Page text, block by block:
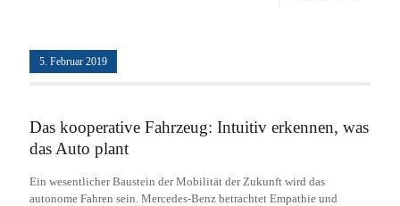
5. Februar 2019
Das kooperative Fahrzeug: Intuitiv erkennen, was
das Auto plant
Ein wesentlicher Baustein der Mobilität der Zukunft wird das
autonome Fahren sein. Mercedes-Benz betrachtet Empathie und